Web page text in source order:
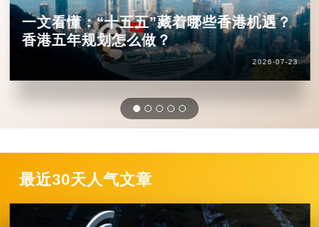
一文看懂：“十五五”藏着哪些香港机遇？
香港五年规划怎么做？
2026-07-23
最近30天人气文章